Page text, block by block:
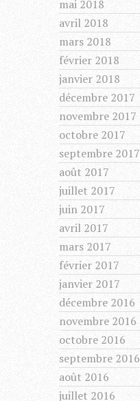
mai 2018
avril 2018
mars 2018
février 2018
janvier 2018
décembre 2017
novembre 2017
octobre 2017
septembre 2017
août 2017
juillet 2017
juin 2017
avril 2017
mars 2017
février 2017
janvier 2017
décembre 2016
novembre 2016
octobre 2016
septembre 2016
août 2016
juillet 2016